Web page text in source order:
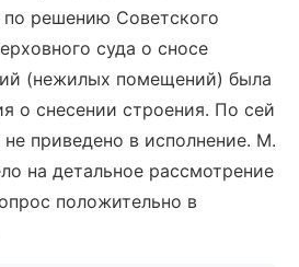
по решению Советского
суда о сносе
(нежилых помещений) была
о снесении строения. По сей
приведено в исполнение. М.
на детальное рассмотрение
положительно в